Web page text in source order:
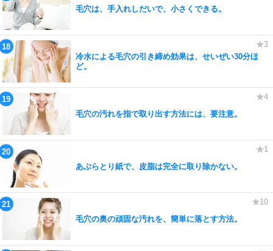
毛穴は、手入れしだいで、小さくできる。
冷水による毛穴の引き締め効果は、せいぜい30分ほ
ど。
毛穴の汚れを指で取り出す方法には、要注意。
あぶらとり紙で、皮脂は完全に取り除かない。
毛穴の奥の頑固な汚れを、簡単に落とす方法。